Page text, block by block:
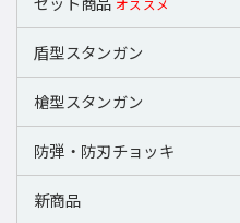
オススメ
盾型スタンガン
槍型スタンガン
防弾・防刃チョッキ
新商品